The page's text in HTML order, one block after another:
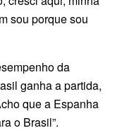
sou porque sou
da
ganha a partida,
que a Espanha
o Brasil”.